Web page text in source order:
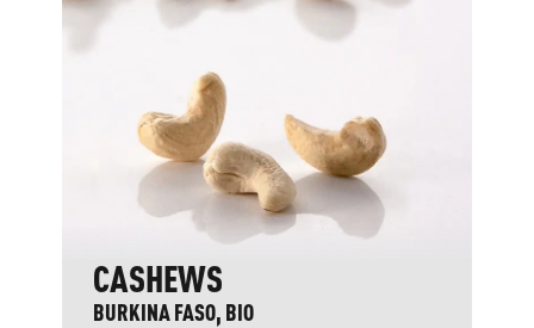
CASHEWS
BURKINA FASO, BIO